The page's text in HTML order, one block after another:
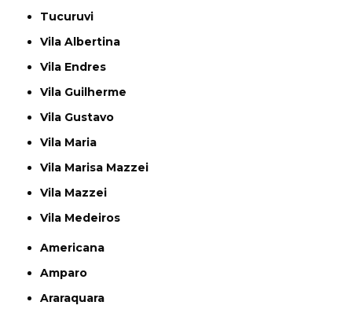
Tucuruvi
Vila Albertina
Vila Endres
Vila Guilherme
Vila Gustavo
Vila Maria
Vila Marisa Mazzei
Vila Mazzei
Vila Medeiros
Americana
Amparo
Araraquara